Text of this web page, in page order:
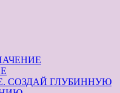
СОЗДАЙ ГЛУБИННУЮ